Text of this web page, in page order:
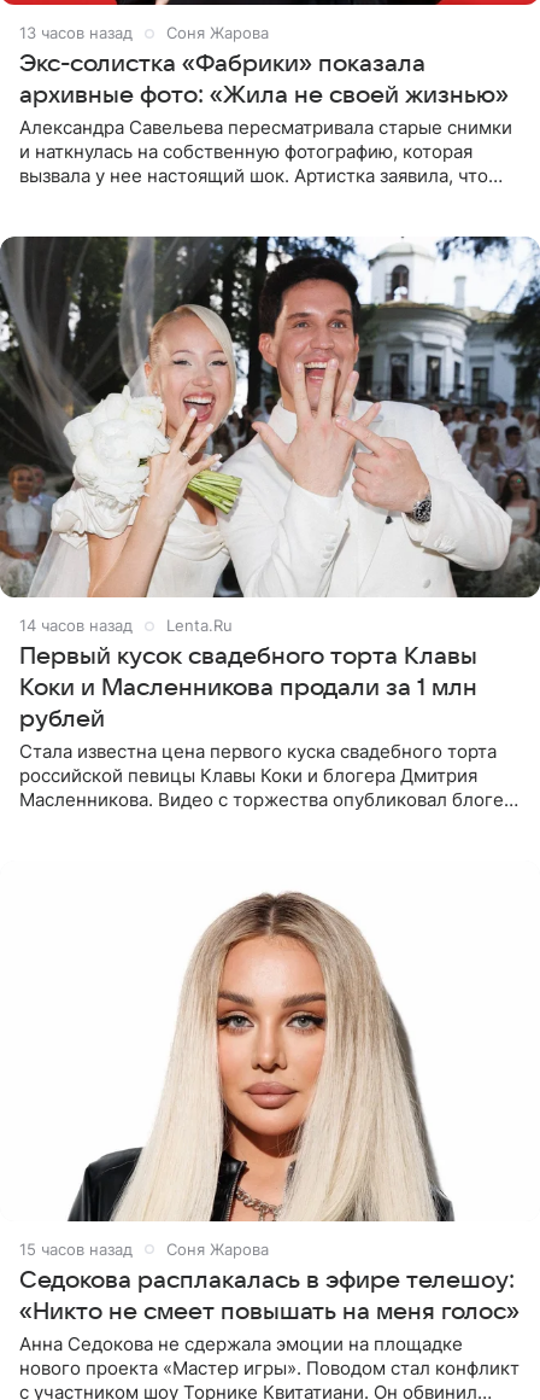
13 часов назад Соня Жарова
Экс-солистка «Фабрики» показала
архивные фото: «Жила не своей жизнью»
Александра Савельева пересматривала старые снимки
и наткнулась на собственную фотографию, которая
вызвала у нее настоящий шок. Артистка заявила, что
14 часов назад Lenta.Ru
Первый кусок свадебного торта Клавы
Коки и Масленникова продали за 1 млн
рублей
Стала известна цена первого куска свадебного торта
российской певицы Клавы Коки и блогера Дмитрия
Масленникова. Видео с торжества опубликовал блогер
15 часов назад Соня Жарова
Седокова расплакалась в эфире телешоу:
«Никто не смеет повышать на меня голос»
Анна Седокова не сдержала эмоции на площадке
нового проекта «Мастер игры». Поводом стал конфликт
с участником шоу Торнике Квитатиани. Он обвинил